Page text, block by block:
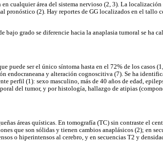
cualquier área del sistema nervioso (2, 3). La
(2). Hay reportes de GG localizados en el tallo
bajo grado se diferencie hacia la anaplasia tumoral se ha
puede ser el único síntoma hasta en el 72% de los casos
endocraneana y alteración cognoscitiva (7). Se ha
perfil (1): sexo masculino, más de 40 años de edad,
del tumor, y por histología, hallazgo de atipias
áreas quísticas. En tomografía (TC) sin contraste el
que son sólidas y tienen cambios anaplásicos (2); en
o hiperintensos al cerebro, y en secuencias T2 y